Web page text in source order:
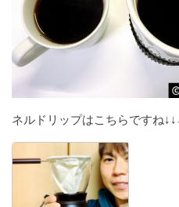
ネルドリップはこちらですね